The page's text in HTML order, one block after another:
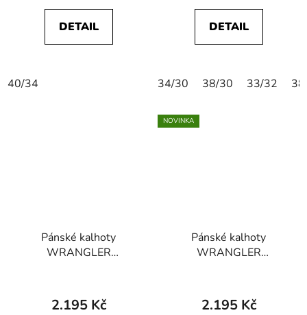
DETAIL
40/34
DETAIL
34/30 38/30 33/32
Pánské kalhoty
WRANGLER
Navy
2.195 Kč
NOVINKA
Pánské kalhoty
WRANGLER
STRETCH Bracken
2.195 Kč